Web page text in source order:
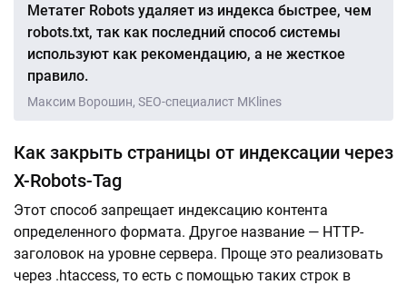
Метатег Robots удаляет из индекса быстрее, чем
robots.txt, так как последний способ системы
используют как рекомендацию, а не жесткое
правило.
Максим Ворошин, SEO-специалист MKlines
Как закрыть страницы от индексации через
X-Robots-Tag
Этот способ запрещает индексацию контента
определенного формата. Другое название — HTTP-
заголовок на уровне сервера. Проще это реализовать
через .htaccess, то есть с помощью таких строк в